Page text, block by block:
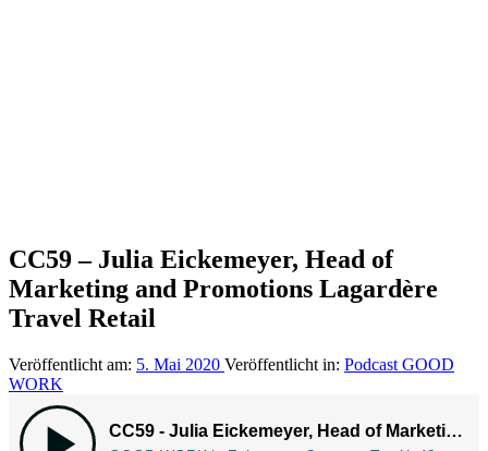
CC59 – Julia Eickemeyer, Head of
Marketing and Promotions Lagardère
Travel Retail
Veröffentlicht am: 5. Mai 2020 Veröffentlicht in: Podcast GOOD
WORK